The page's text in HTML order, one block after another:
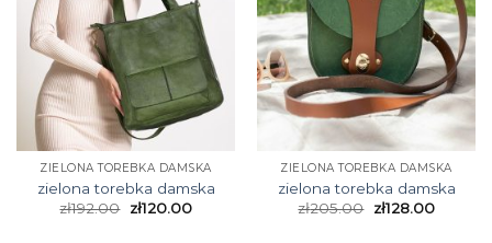
ZIELONA TOREBKA DAMSKA
zielona torebka damska
zł192.00 zł120.00
ZIELONA TOREBKA DAMSKA
zielona torebka damska
zł205.00 zł128.00